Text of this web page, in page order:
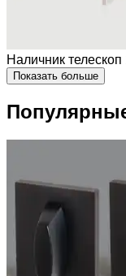
Наличник
Показать больше